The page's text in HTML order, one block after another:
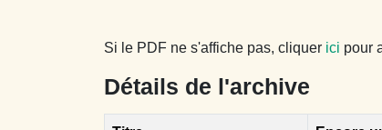
Si le PDF ne s'affiche pas, cliquer ici pour
Détails de l'archive